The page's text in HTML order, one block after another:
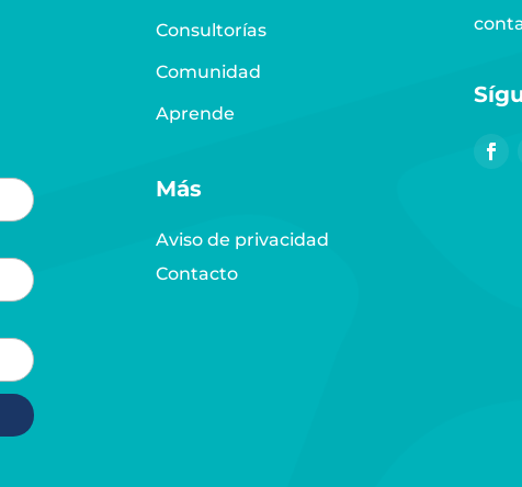
Consultorías
Comunidad
Aprende
Más
Aviso de privacidad
Contacto